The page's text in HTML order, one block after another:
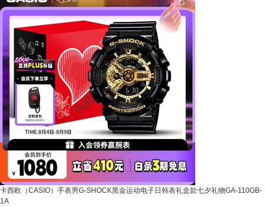
卡西欧（CASIO）手表男G-SHOCK黑金运动电子日韩表礼盒款七夕礼物GA-110GB-
1A